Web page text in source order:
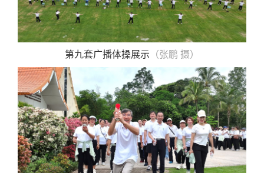
第九套广播体操展示 （张鹏 摄）